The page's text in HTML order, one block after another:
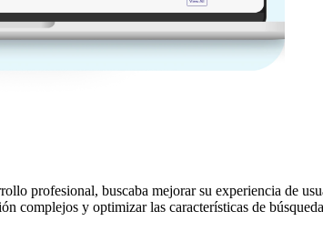
profesional, buscaba mejorar su experiencia de
complejos y optimizar las características de